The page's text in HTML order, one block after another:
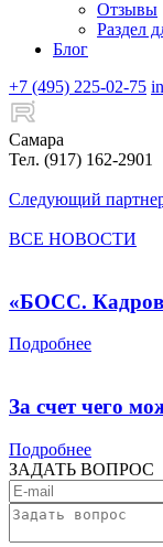
Отзывы
Раздел
Блог
+7 (495) 225-02-75
Самара
Тел. (917) 162-2901
Следующий
ВСЕ НОВОСТИ
«БОСС.
Подробнее
За счет чего
Подробнее
ЗАДАТЬ ВОПРОС